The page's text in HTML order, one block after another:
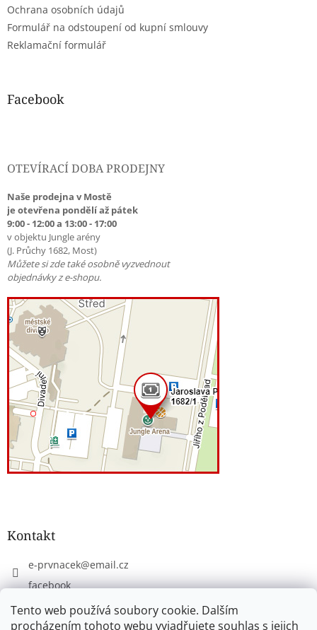
Tento web používá soubory cookie. Dalším
procházením tohoto webu vyjadřujete souhlas s jejich
Ochrana osobních údajů
Formulář na odstoupení od kupní smlouvy
Reklamační formulář
Facebook
OTEVÍRACÍ DOBA PRODEJNY
Naše prodejna v Mostě
je otevřena pondělí až pátek
9:00 - 12:00 a 13:00 - 17:00
v objektu Jungle arény
(J. Průchy 1682, Most)
Můžete si zde také osobně vyzvednout
objednávky z e-shopu.
Kontakt
e-prvnacek@email.cz
facebook
eprvnacek